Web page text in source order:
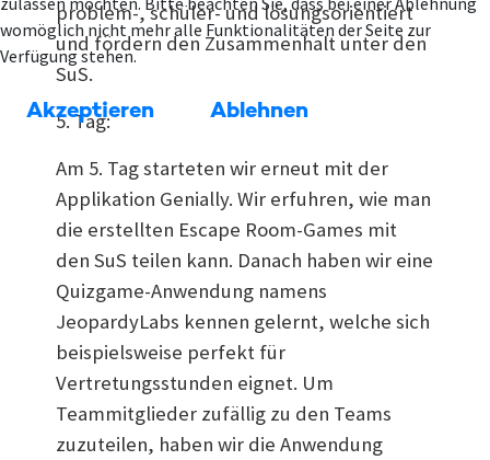
problem-, schüler- und lösungsorientiert
und fördern den Zusammenhalt unter den
SuS.
5. Tag:
Am 5. Tag starteten wir erneut mit der
Applikation Genially. Wir erfuhren, wie man
die erstellten Escape Room-Games mit
den SuS teilen kann. Danach haben wir eine
Quizgame-Anwendung namens
JeopardyLabs kennen gelernt, welche sich
beispielsweise perfekt für
Vertretungsstunden eignet. Um
Teammitglieder zufällig zu den Teams
zuzuteilen, haben wir die Anwendung
womöglich nicht mehr alle Funktionalitäten der Seite zur
Verfügung stehen.
Akzeptieren Ablehnen